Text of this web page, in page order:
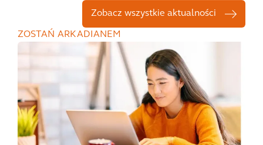
Zobacz wszystkie aktualności
ZOSTAŃ ARKADIANEM